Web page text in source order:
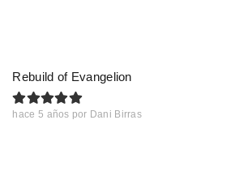
Rebuild of Evangelion
hace 5 años por Dani Birras